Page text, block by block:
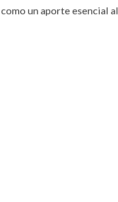
un aporte esencial al